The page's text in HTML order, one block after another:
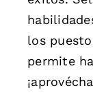
los
permite